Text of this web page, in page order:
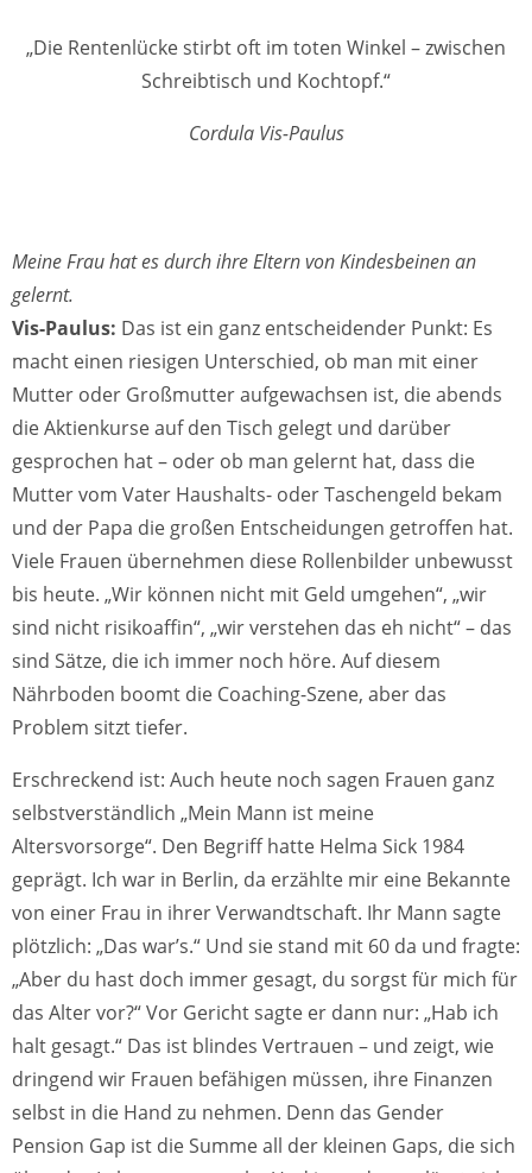
„Die Rentenlücke stirbt oft im toten Winkel – zwischen
Schreibtisch und Kochtopf.“
Cordula Vis-Paulus
Meine Frau hat es durch ihre Eltern von Kindesbeinen an
gelernt.
Vis-Paulus: Das ist ein ganz entscheidender Punkt: Es
macht einen riesigen Unterschied, ob man mit einer
Mutter oder Großmutter aufgewachsen ist, die abends
die Aktienkurse auf den Tisch gelegt und darüber
gesprochen hat – oder ob man gelernt hat, dass die
Mutter vom Vater Haushalts- oder Taschengeld bekam
und der Papa die großen Entscheidungen getroffen hat.
Viele Frauen übernehmen diese Rollenbilder unbewusst
bis heute. „Wir können nicht mit Geld umgehen“, „wir
sind nicht risikoaffin“, „wir verstehen das eh nicht“ – das
sind Sätze, die ich immer noch höre. Auf diesem
Nährboden boomt die Coaching-Szene, aber das
Problem sitzt tiefer.
Erschreckend ist: Auch heute noch sagen Frauen ganz
selbstverständlich „Mein Mann ist meine
Altersvorsorge“. Den Begriff hatte Helma Sick 1984
geprägt. Ich war in Berlin, da erzählte mir eine Bekannte
von einer Frau in ihrer Verwandtschaft. Ihr Mann sagte
plötzlich: „Das war’s.“ Und sie stand mit 60 da und fragte:
„Aber du hast doch immer gesagt, du sorgst für mich für
das Alter vor?“ Vor Gericht sagte er dann nur: „Hab ich
halt gesagt.“ Das ist blindes Vertrauen – und zeigt, wie
dringend wir Frauen befähigen müssen, ihre Finanzen
selbst in die Hand zu nehmen. Denn das Gender
Pension Gap ist die Summe all der kleinen Gaps, die sich